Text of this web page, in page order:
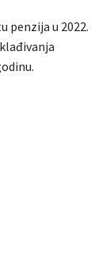
penzija u 2022.